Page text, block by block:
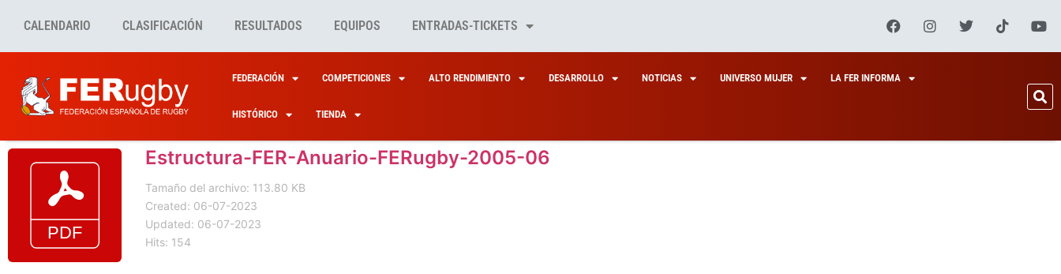
CALENDARIO CLASIFICACIÓN RESULTADOS EQUIPOS ENTRADAS-TICKETS
FEDERACIÓN COMPETICIONES ALTO RENDIMIENTO DESARROLLO NOTICIAS UNIVERSO MUJER LA FER INFORMA
HISTÓRICO TIENDA
Estructura-FER-Anuario-FERugby-2005-06
Tamaño del archivo: 113.80 KB
Created: 06-07-2023
Updated: 06-07-2023
Hits: 154